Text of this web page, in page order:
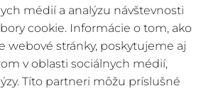
médií a analýzu návštevnosti
cookie. Informácie o tom, ako
webové stránky, poskytujeme aj
v oblasti sociálnych médií,
Títo partneri môžu príslušné